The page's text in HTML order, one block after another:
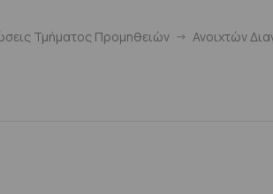
Τμήματος Προμηθειών Ανοιχτών